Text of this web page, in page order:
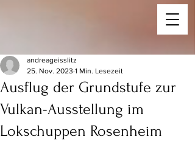
Ausflug der Grundstufe zur
Vulkan-Ausstellung im
Lokschuppen Rosenheim
andreageisslitz
25. Nov. 2023 1 Min. Lesezeit